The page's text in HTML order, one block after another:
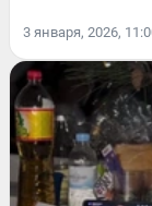
3 января, 2026,